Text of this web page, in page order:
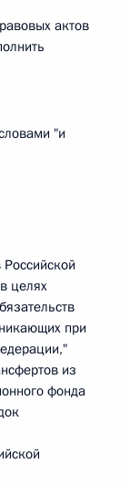
актов
"и
целях
при
из
фонда